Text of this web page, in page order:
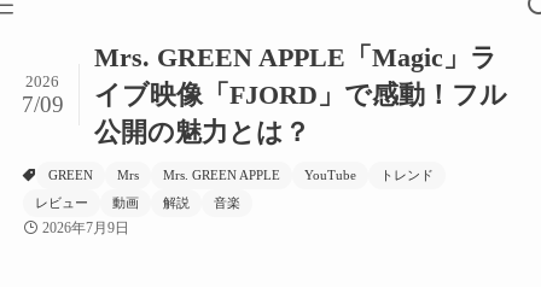
Mrs. GREEN APPLE「Magic」ラ
イブ映像「FJORD」で感動！フル
公開の魅力とは？
2026
7/09
GREEN Mrs Mrs. GREEN APPLE YouTube
トレンド
レビュー
動画 解説 音楽
2026年7月9日